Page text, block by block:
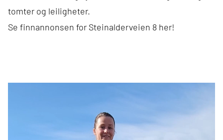
tomter og leiligheter.
Se finnannonsen for Steinalderveien 8 her!